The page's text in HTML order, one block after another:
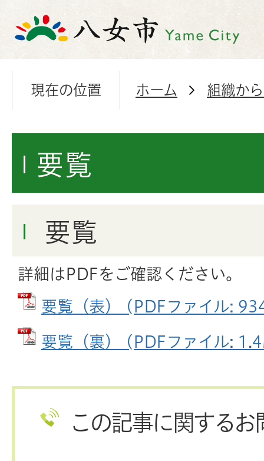
現在の位置 ホーム 組織か
要覧
要覧
詳細はPDFをご確認ください。
要覧（表） (PDFファイル:
要覧（裏） (PDFファイル:
この記事に関するお